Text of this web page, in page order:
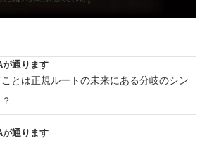
が通ります
とは正規ルートの未来にある分岐のシン
が通ります